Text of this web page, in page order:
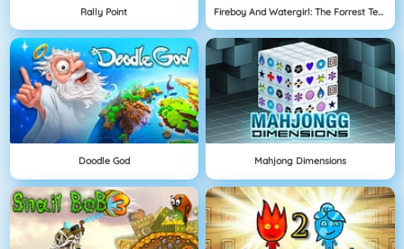
Rally Point Fireboy And Watergirl: The Forrest Temple
Doodle God Mahjong Dimensions